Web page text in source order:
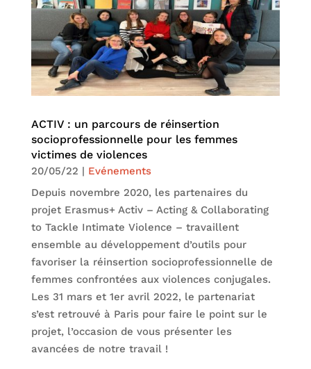
ACTIV : un parcours de réinsertion
socioprofessionnelle pour les femmes
victimes de violences
20/05/22 | Evénements
Depuis novembre 2020, les partenaires du
projet Erasmus+ Activ – Acting & Collaborating
to Tackle Intimate Violence – travaillent
ensemble au développement d’outils pour
favoriser la réinsertion socioprofessionnelle de
femmes confrontées aux violences conjugales.
Les 31 mars et 1er avril 2022, le partenariat
s’est retrouvé à Paris pour faire le point sur le
projet, l’occasion de vous présenter les
avancées de notre travail !